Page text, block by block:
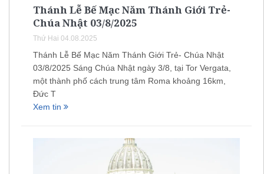
Thánh Lễ Bế Mạc Năm Thánh Giới Trẻ-
Chúa Nhật 03/8/2025
Thứ Hai 04.08.2025
Thánh Lễ Bế Mạc Năm Thánh Giới Trẻ- Chúa Nhật
03/8/2025 Sáng Chúa Nhật ngày 3/8, tại Tor Vergata,
một thành phố cách trung tâm Roma khoảng 16km,
Đức T
Xem tin